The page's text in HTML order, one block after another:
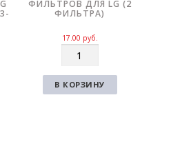
ФИЛЬТРОВ ДЛЯ LG (2
ФИЛЬТРА)
17.00 руб.
л
и
В КОРЗИНУ